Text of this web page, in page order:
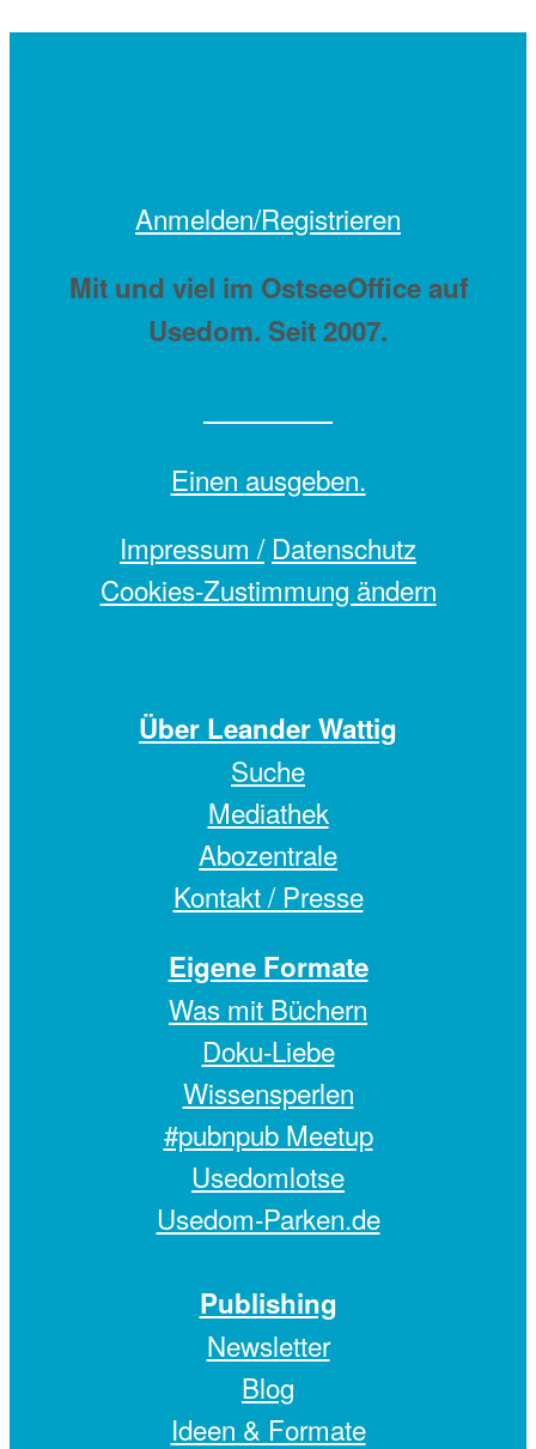
Anmelden/Registrieren
Mit und viel im OstseeOffice auf
Usedom. Seit 2007.
Einen ausgeben.
Impressum / Datenschutz
Cookies-Zustimmung ändern
Über Leander Wattig
Suche
Mediathek
Abozentrale
Kontakt / Presse
Eigene Formate
Was mit Büchern
Doku-Liebe
Wissensperlen
#pubnpub Meetup
Usedomlotse
Usedom-Parken.de
Publishing
Newsletter
Blog
Ideen & Formate